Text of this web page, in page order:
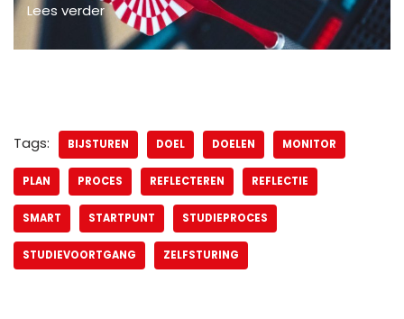
Lees verder
Tags: BIJSTUREN DOEL DOELEN MONITOR
PLAN PROCES REFLECTEREN REFLECTIE
SMART STARTPUNT STUDIEPROCES
STUDIEVOORTGANG ZELFSTURING